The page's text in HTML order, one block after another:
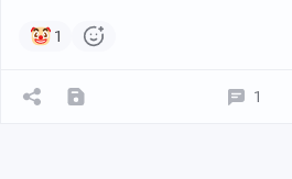
1
1